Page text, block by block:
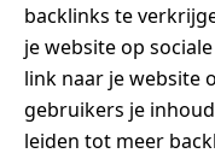
backlinks te
je website op
link naar je website
gebruikers je
leiden tot meer